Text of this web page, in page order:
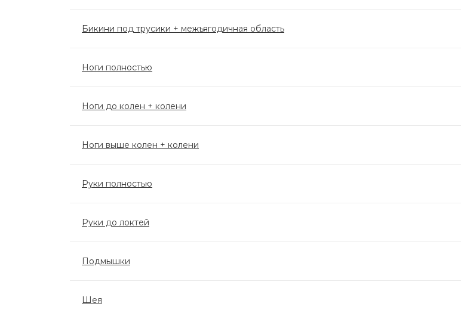
Бикини под трусики + межъягодичная область
Ноги полностью
Ноги до колен + колени
Ноги выше колен + колени
Руки полностью
Руки до локтей
Подмышки
Шея